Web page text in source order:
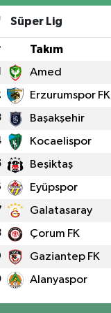
Süper Lig
Takım
Amed
Erzurumspor FK
Başakşehir
Kocaelispor
Beşiktaş
Eyüpspor
Galatasaray
Çorum FK
Gaziantep FK
Alanyaspor